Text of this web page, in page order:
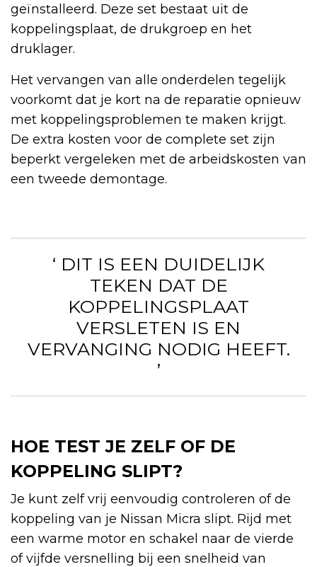
geïnstalleerd. Deze set bestaat uit de
koppelingsplaat, de drukgroep en het
druklager.
Het vervangen van alle onderdelen tegelijk
voorkomt dat je kort na de reparatie opnieuw
met koppelingsproblemen te maken krijgt.
De extra kosten voor de complete set zijn
beperkt vergeleken met de arbeidskosten van
een tweede demontage.
‘ DIT IS EEN DUIDELIJK
TEKEN DAT DE
KOPPELINGSPLAAT
VERSLETEN IS EN
VERVANGING NODIG HEEFT.
’
HOE TEST JE ZELF OF DE
KOPPELING SLIPT?
Je kunt zelf vrij eenvoudig controleren of de
koppeling van je Nissan Micra slipt. Rijd met
een warme motor en schakel naar de vierde
of vijfde versnelling bij een snelheid van